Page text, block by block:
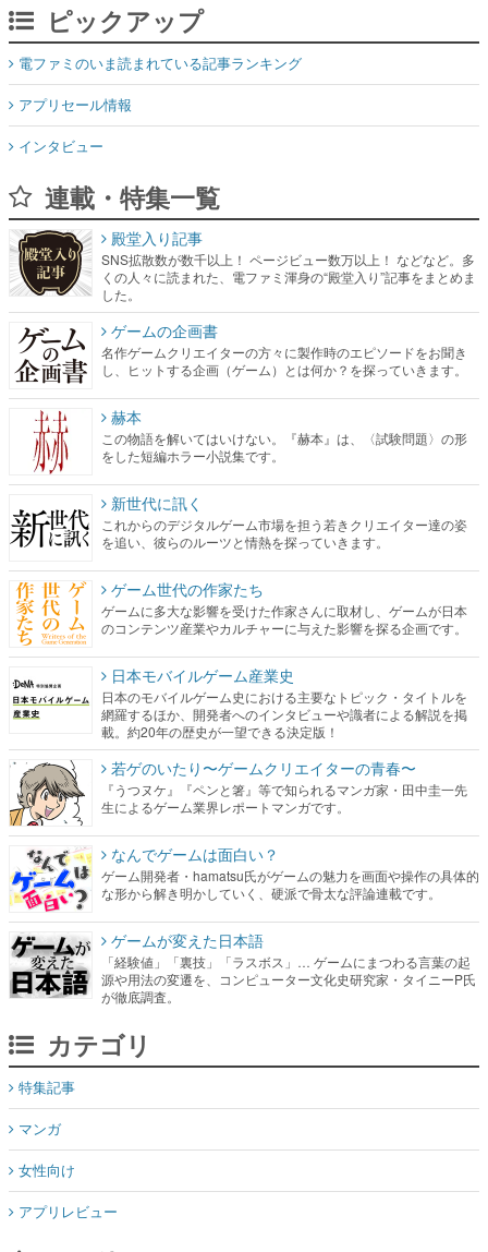
アプリセール情報
インタビュー
連載・特集一覧
くの人々に読まれた、電ファミ渾身の“殿堂入り”記事をまとめま
した。
ゲームの企画書
名作ゲームクリエイターの方々に製作時のエピソードをお聞き
し、ヒットする企画（ゲーム）とは何か？を探っていきます。
赫本
この物語を解いてはいけない。『赫本』は、〈試験問題〉の形
をした短編ホラー小説集です。
新世代に訊く
これからのデジタルゲーム市場を担う若きクリエイター達の姿
を追い、彼らのルーツと情熱を探っていきます。
ゲーム世代の作家たち
ゲームに多大な影響を受けた作家さんに取材し、ゲームが日本
のコンテンツ産業やカルチャーに与えた影響を探る企画です。
日本モバイルゲーム産業史
日本のモバイルゲーム史における主要なトピック・タイトルを
網羅するほか、開発者へのインタビューや識者による解説を掲
若ゲのいたり〜ゲームクリエイターの青春〜
『うつヌケ』『ペンと箸』等で知られるマンガ家・田中圭一先
生によるゲーム業界レポートマンガです。
なんでゲームは面白い？
ゲーム開発者・hamatsu氏がゲームの魅力を画面や操作の具体的
な形から解き明かしていく、硬派で骨太な評論連載です。
ゲームが変えた日本語
「経験値」「裏技」「ラスボス」… ゲームにまつわる言葉の起
源や用法の変遷を、コンピューター文化史研究家・タイニーP氏
カテゴリ
マンガ
女性向け
アプリレビュー
その他
電ファミニコゲーマーとは？